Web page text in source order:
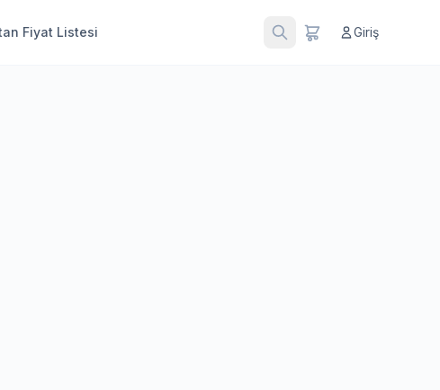
Fiyat Listesi Giriş